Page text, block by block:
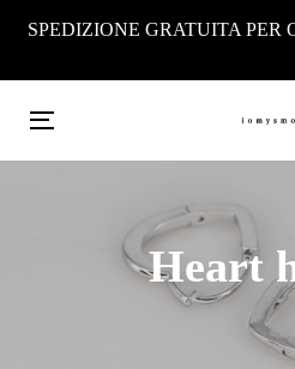
primary
navigation
Skip
SPEDIZIONE GRATUITA PER
Toggle
Heart